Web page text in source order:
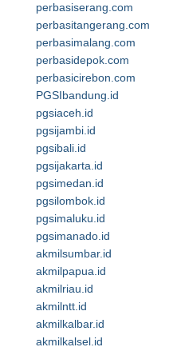
perbasiserang.com
perbasitangerang.com
perbasimalang.com
perbasidepok.com
perbasicirebon.com
PGSIbandung.id
pgsiaceh.id
pgsijambi.id
pgsibali.id
pgsijakarta.id
pgsimedan.id
pgsilombok.id
pgsimaluku.id
pgsimanado.id
akmilsumbar.id
akmilpapua.id
akmilriau.id
akmilntt.id
akmilkalbar.id
akmilkalsel.id